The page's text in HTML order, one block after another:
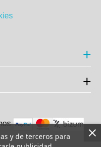
y de terceros para
os